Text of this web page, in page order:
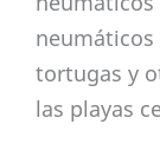
tortugas y
las playas